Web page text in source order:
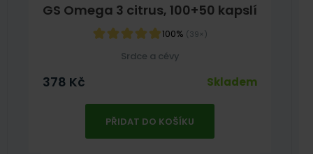
GS Omega 3 citrus, 100+50 kapslí
100% (39×)
Srdce a cévy
378 Kč Skladem
PŘIDAT DO KOŠÍKU